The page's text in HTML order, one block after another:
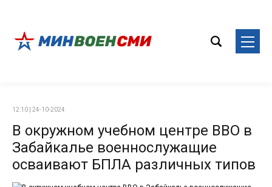
12:10 | 24-10-2024
В окружном учебном центре ВВО в
Забайкалье военнослужащие
осваивают БПЛА различных типов